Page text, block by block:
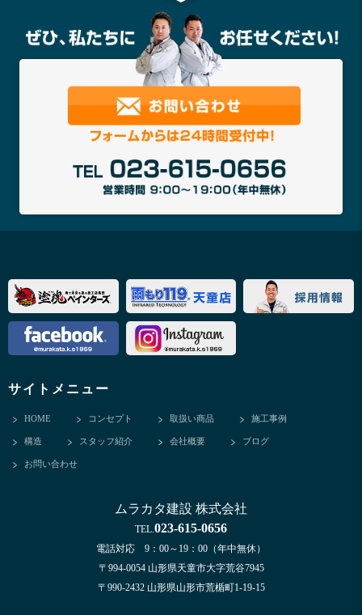
サイトメニュー
HOME コンセプト 取扱い商品 施工事例
構造 スタッフ紹介 会社概要 ブログ
お問い合わせ
ムラカタ建設 株式会社
TEL.023-615-0656
電話対応 9：00～19：00（年中無休）
〒994-0054 山形県天童市大字荒谷7945
〒990-2432 山形県山形市荒楯町1-19-15